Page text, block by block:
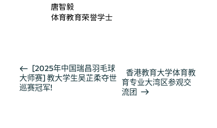
唐智毅
体育教育荣誉学士
活
动
导
[2025年中国瑞昌羽毛球
大师赛] 教大学生吴芷柔夺世
巡赛冠军!
香港教育大学体育教
育专业大湾区参观交
流团